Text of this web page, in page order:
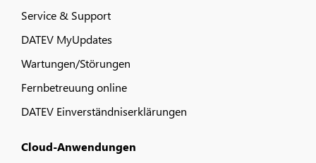
Service & Support
DATEV MyUpdates
Wartungen/Störungen
Fernbetreuung online
DATEV Einverständniserklärungen
Cloud-Anwendungen